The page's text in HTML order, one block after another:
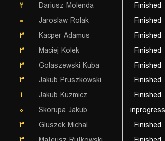
۲ Dariusz Molenda Finished
۰ Jaroslaw Rolak Finished
۳ Kacper Adamus Finished
۳ Maciej Kolek Finished
۳ Golaszewski Kuba Finished
۳ Jakub Pruszkowski Finished
۱ Jakub Kuzmicz Finished
۰ Skorupa Jakub inprogress
۳ Gluszek Michal Finished